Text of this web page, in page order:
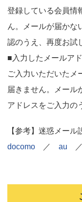
登録している会員情
ん。メールが届かな
認のうえ、再度お試
■入力したメールア
ご入力いただいたメ
届きません。メール
アドレスをご入力の
【参考】迷惑メール
docomo ／ au